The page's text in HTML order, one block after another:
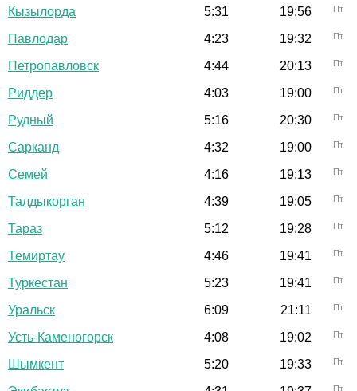
Кызылорда 5:31 19:56 Пт
Павлодар 4:23 19:32 Пт
Петропавловск 4:44 20:13 Пт
Риддер 4:03 19:00 Пт
Рудный 5:16 20:30 Пт
Сарканд 4:32 19:00 Пт
Семей 4:16 19:13 Пт
Талдыкорган 4:39 19:05 Пт
Тараз 5:12 19:28 Пт
Темиртау 4:46 19:41 Пт
Туркестан 5:23 19:41 Пт
Уральск 6:09 21:11 Пт
Усть-Каменогорск 4:08 19:02 Пт
Шымкент 5:20 19:33 Пт
Пт